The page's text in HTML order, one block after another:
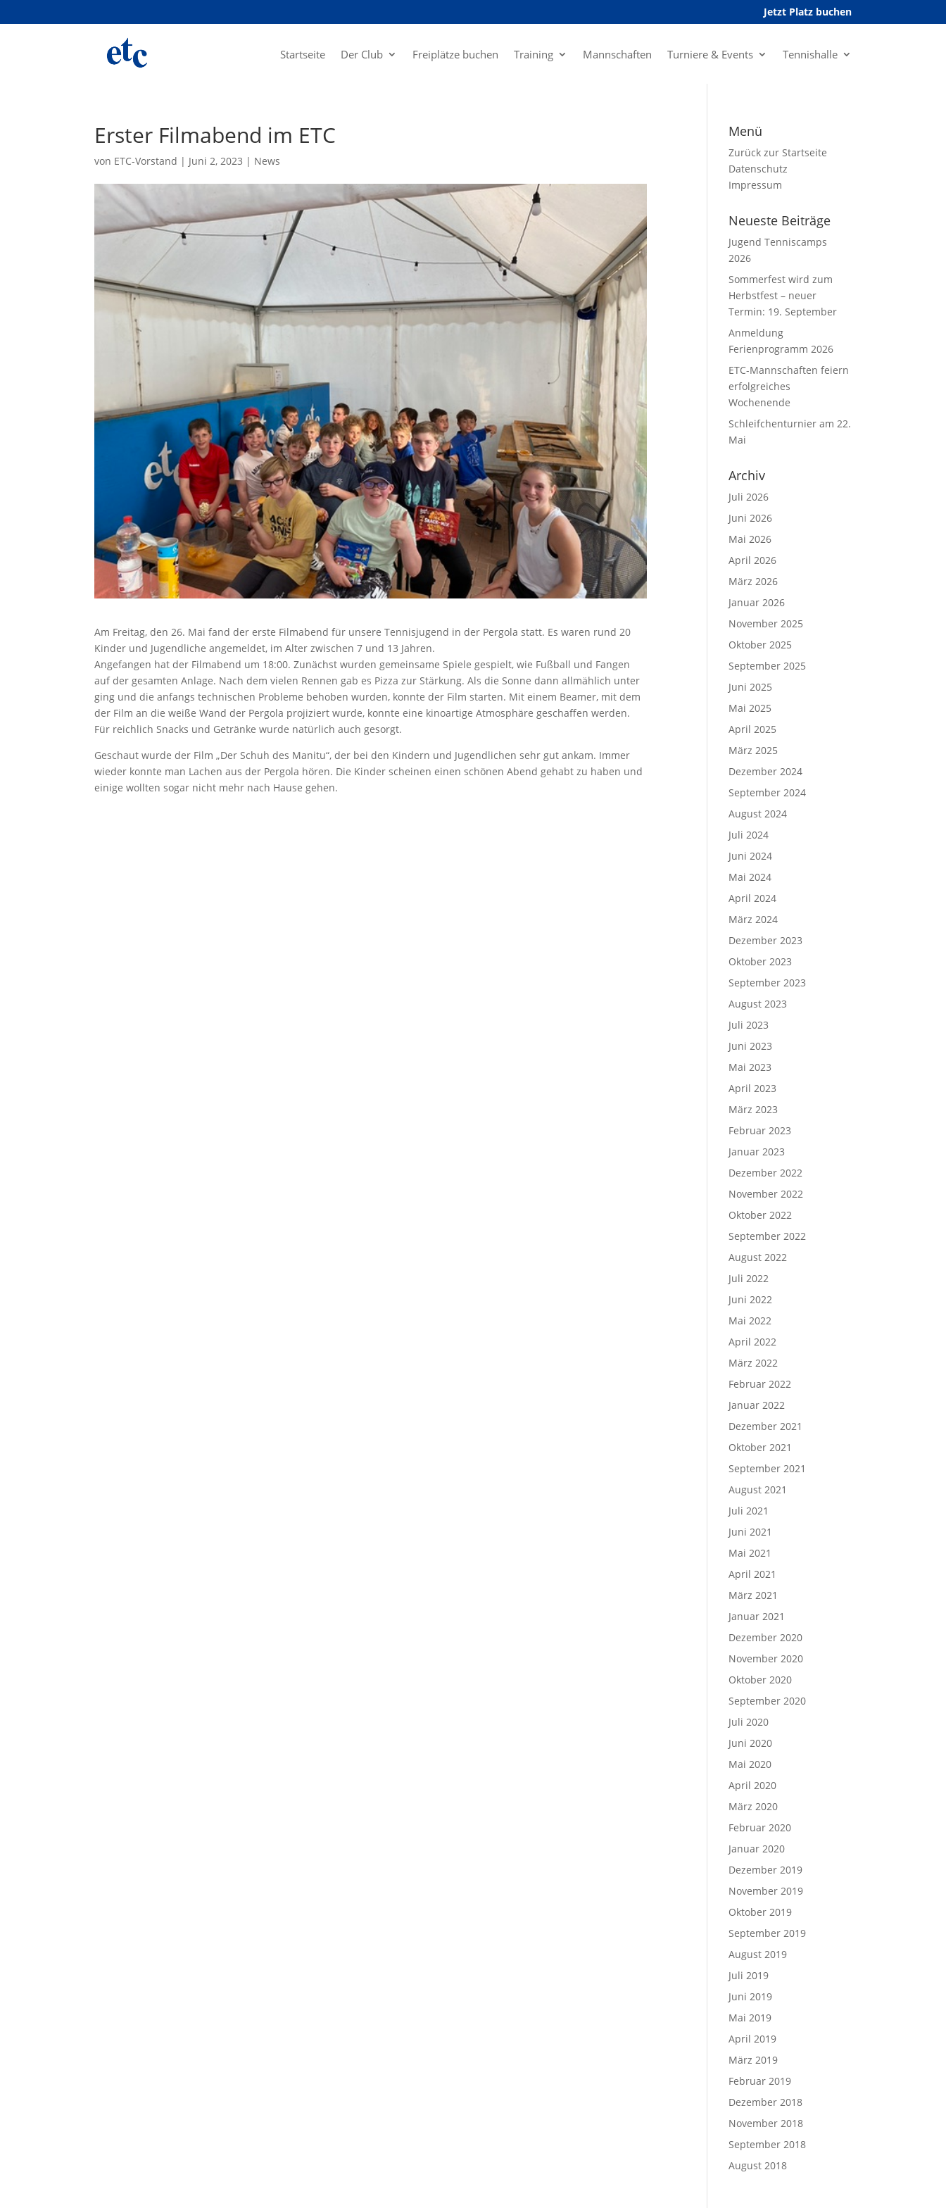
Jetzt Platz buchen
Startseite Der Club Freiplätze buchen Training Mannschaften Turniere & Events Tennishalle
Erster Filmabend im ETC
von ETC-Vorstand | Juni 2, 2023 | News
Am Freitag, den 26. Mai fand der erste Filmabend für unsere Tennisjugend in der Pergola statt. Es waren rund 20
Kinder und Jugendliche angemeldet, im Alter zwischen 7 und 13 Jahren.
Angefangen hat der Filmabend um 18:00. Zunächst wurden gemeinsame Spiele gespielt, wie Fußball und Fangen
auf der gesamten Anlage. Nach dem vielen Rennen gab es Pizza zur Stärkung. Als die Sonne dann allmählich unter
ging und die anfangs technischen Probleme behoben wurden, konnte der Film starten. Mit einem Beamer, mit dem
der Film an die weiße Wand der Pergola projiziert wurde, konnte eine kinoartige Atmosphäre geschaffen werden.
Für reichlich Snacks und Getränke wurde natürlich auch gesorgt.
Geschaut wurde der Film „Der Schuh des Manitu“, der bei den Kindern und Jugendlichen sehr gut ankam. Immer
wieder konnte man Lachen aus der Pergola hören. Die Kinder scheinen einen schönen Abend gehabt zu haben und
einige wollten sogar nicht mehr nach Hause gehen.
Menü
Zurück zur Startseite
Datenschutz
Impressum
Neueste Beiträge
Jugend Tenniscamps
2026
Sommerfest wird zum
Herbstfest – neuer
Termin: 19. September
Anmeldung
Ferienprogramm 2026
ETC-Mannschaften feiern
erfolgreiches
Wochenende
Schleifchenturnier am 22.
Mai
Archiv
Juli 2026
Juni 2026
Mai 2026
April 2026
März 2026
Januar 2026
November 2025
Oktober 2025
September 2025
Juni 2025
Mai 2025
April 2025
März 2025
Dezember 2024
September 2024
August 2024
Juli 2024
Juni 2024
Mai 2024
April 2024
März 2024
Dezember 2023
Oktober 2023
September 2023
August 2023
Juli 2023
Juni 2023
Mai 2023
April 2023
März 2023
Februar 2023
Januar 2023
Dezember 2022
November 2022
Oktober 2022
September 2022
August 2022
Juli 2022
Juni 2022
Mai 2022
April 2022
März 2022
Februar 2022
Januar 2022
Dezember 2021
Oktober 2021
September 2021
August 2021
Juli 2021
Juni 2021
Mai 2021
April 2021
März 2021
Januar 2021
Dezember 2020
November 2020
Oktober 2020
September 2020
Juli 2020
Juni 2020
Mai 2020
April 2020
März 2020
Februar 2020
Januar 2020
Dezember 2019
November 2019
Oktober 2019
September 2019
August 2019
Juli 2019
Juni 2019
Mai 2019
April 2019
März 2019
Februar 2019
Dezember 2018
November 2018
September 2018
August 2018